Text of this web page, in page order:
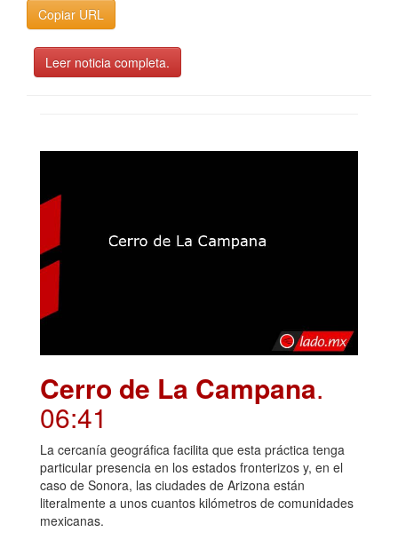
Copiar URL
Leer noticia completa.
Cerro de La Campana.
06:41
La cercanía geográfica facilita que esta práctica tenga
particular presencia en los estados fronterizos y, en el
caso de Sonora, las ciudades de Arizona están
literalmente a unos cuantos kilómetros de comunidades
mexicanas.